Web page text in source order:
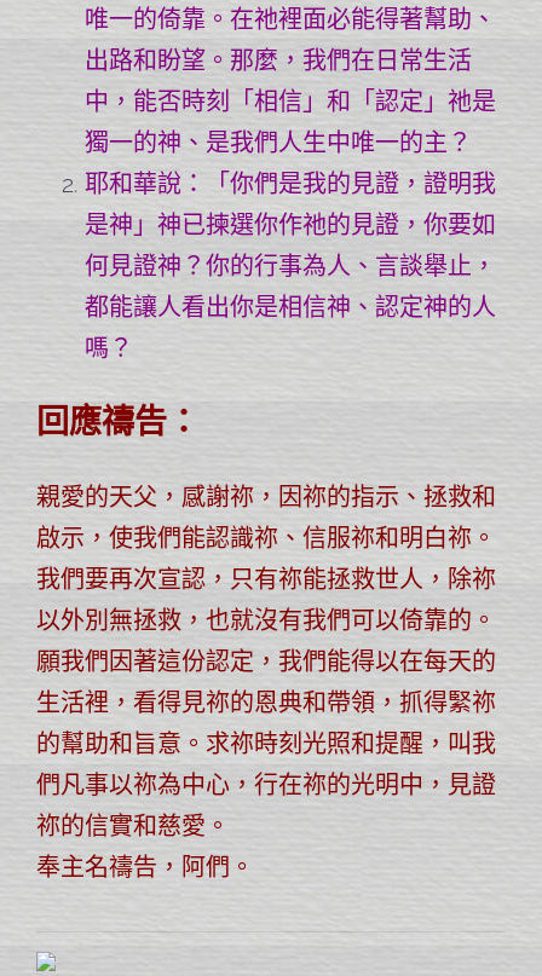
唯一的倚靠。在祂裡面必能得著幫助、
出路和盼望。那麼，我們在日常生活
中，能否時刻「相信」和「認定」祂是
獨一的神、是我們人生中唯一的主？
耶和華說：「你們是我的見證，證明我
是神」神已揀選你作祂的見證，你要如
何見證神？你的行事為人、言談舉止，
都能讓人看出你是相信神、認定神的人
嗎？
回應禱告：
親愛的天父，感謝祢，因祢的指示、拯救和
啟示，使我們能認識祢、信服祢和明白祢。
我們要再次宣認，只有祢能拯救世人，除祢
以外別無拯救，也就沒有我們可以倚靠的。
願我們因著這份認定，我們能得以在每天的
生活裡，看得見祢的恩典和帶領，抓得緊祢
的幫助和旨意。求祢時刻光照和提醒，叫我
們凡事以祢為中心，行在祢的光明中，見證
祢的信實和慈愛。
奉主名禱告，阿們。